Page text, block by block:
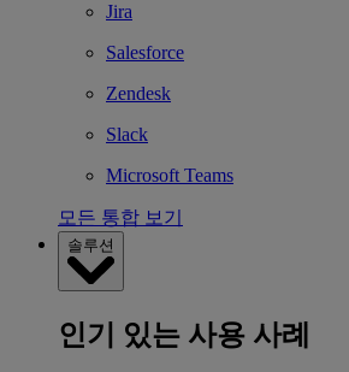
Jira
Salesforce
Zendesk
Slack
Microsoft Teams
모든 통합 보기
솔루션
인기 있는 사용 사례